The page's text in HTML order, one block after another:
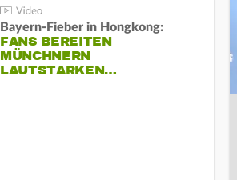
Bayern-Fieber in Hongkong:
FANS BEREITEN
MÜNCHNERN
LAUTSTARKEN…